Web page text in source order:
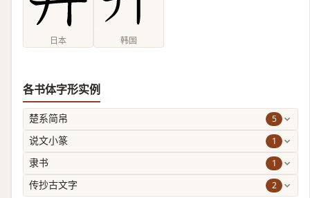
日本 韩国
各书体字形实例
楚系简帛 5
说文小篆 1
隶书 1
传抄古文字 2